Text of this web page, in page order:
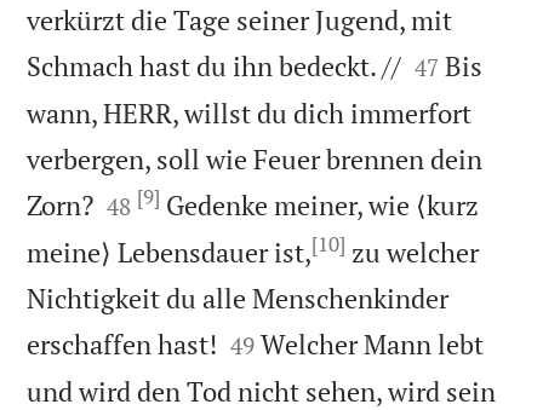
verkürzt die Tage seiner Jugend, mit
Schmach hast du ihn bedeckt. //
47 Bis
wann, HERR, willst du dich immerfort
verbergen, soll wie Feuer brennen dein
Zorn?
48 [9] Gedenke meiner, wie ⟨kurz
meine⟩ Lebensdauer ist,[10] zu welcher
Nichtigkeit du alle Menschenkinder
erschaffen hast! 

49 Welcher Mann lebt
und wird den Tod nicht sehen, wird sein